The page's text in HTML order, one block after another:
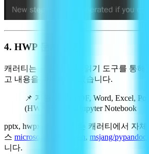
4. HWP 문서 읽기
캐러티는 내장된 문서 읽기 도구를 통해
고 내용을 파악할 수 있습니다.
📌 지원 포맷:
PDF, Word, Excel,
(HWP/HWPX), Jupyter Notebook
pptx, hwpx, hwp 처리는 캐러티에서 자
스 microsoft/markitdown, msjang/pypandoc-
니다.